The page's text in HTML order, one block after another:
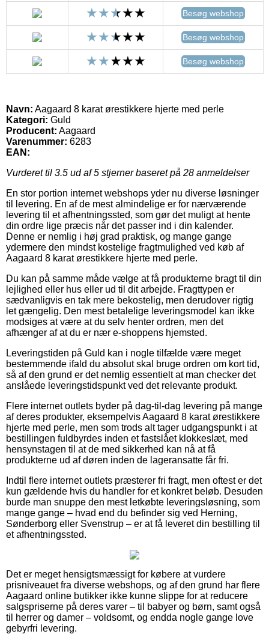
Besøg webshop
Besøg webshop
Besøg webshop
Navn: Aagaard 8 karat ørestikkere hjerte med perle
Kategori: Guld
Producent: Aagaard
Varenummer: 6283
EAN:
Vurderet til 3.5 ud af 5 stjerner baseret på 28 anmeldelser
En stor portion internet webshops yder nu diverse løsninger
til levering. En af de mest almindelige er for nærværende
levering til et afhentningssted, som gør det muligt at hente
din ordre lige præcis når det passer ind i din kalender.
Denne er nemlig i høj grad praktisk, og mange gange
ydermere den mindst kostelige fragtmulighed ved køb af
Aagaard 8 karat ørestikkere hjerte med perle.
Du kan på samme måde vælge at få produkterne bragt til din
lejlighed eller hus eller ud til dit arbejde. Fragttypen er
sædvanligvis en tak mere bekostelig, men derudover rigtig
let gængelig. Den mest betalelige leveringsmodel kan ikke
modsiges at være at du selv henter ordren, men det
afhænger af at du er nær e-shoppens hjemsted.
Leveringstiden på Guld kan i nogle tilfælde være meget
bestemmende ifald du absolut skal bruge ordren om kort tid,
så af den grund er det nemlig essentielt at man checker det
anslåede leveringstidspunkt ved det relevante produkt.
Flere internet outlets byder på dag-til-dag levering på mange
af deres produkter, eksempelvis Aagaard 8 karat ørestikkere
hjerte med perle, men som trods alt tager udgangspunkt i at
bestillingen fuldbyrdes inden et fastslået klokkeslæt, med
hensynstagen til at de med sikkerhed kan nå at få
produkterne ud af døren inden de lageransatte får fri.
Indtil flere internet outlets præsterer fri fragt, men oftest er det
kun gældende hvis du handler for et konkret beløb. Desuden
burde man snuppe den mest letkøbte leveringsløsning, som
mange gange – hvad end du befinder sig ved Herning,
Sønderborg eller Svenstrup – er at få leveret din bestilling til
et afhentningssted.
Det er meget hensigtsmæssigt for købere at vurdere
prisniveauet fra diverse webshops, og af den grund har flere
Aagaard online butikker ikke kunne slippe for at reducere
salgspriserne på deres varer – til babyer og børn, samt også
til herrer og damer – voldsomt, og endda nogle gange love
gebyrfri levering.